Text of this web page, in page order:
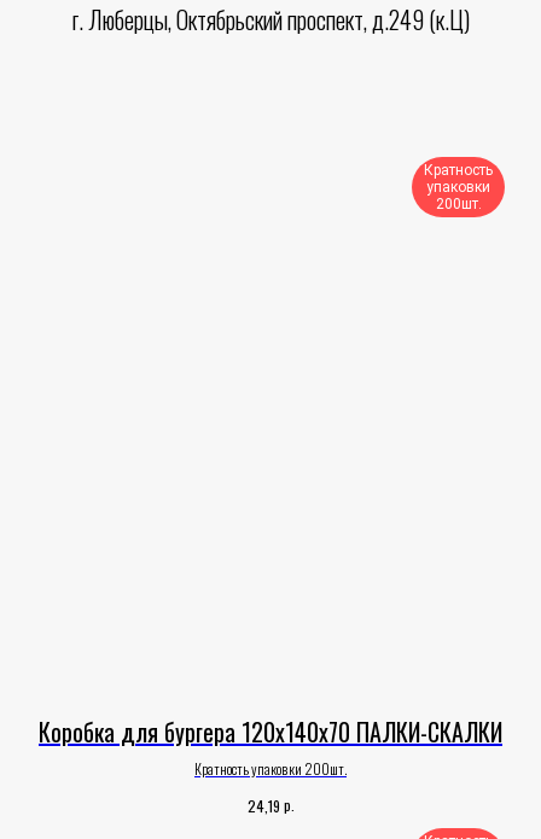
г. Люберцы, Октябрьский проспект, д.249 (к.Ц)
Кратность
упаковки
200шт.
Коробка для бургера 120х140х70 ПАЛКИ-СКАЛКИ
Кратность упаковки 200шт.
24,19 р.